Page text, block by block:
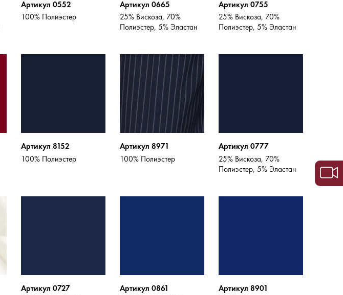
Артикул 0552
100% Полиэстер
Артикул 0665
25% Вискоза, 70%
Полиэстер, 5% Эластан
Артикул 0755
25% Вискоза, 70%
Полиэстер, 5% Эластан
Артикул 8152
100% Полиэстер
Артикул 8971
100% Полиэстер
Артикул 0777
25% Вискоза, 70%
Полиэстер, 5% Эластан
Артикул 0727
Артикул 0861
Артикул 8901